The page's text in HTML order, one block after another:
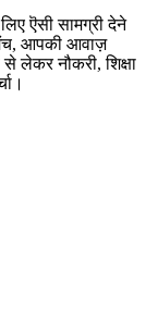
ऎसी सामग्री देने
आपकी आवाज़
लेकर नौकरी, शिक्षा